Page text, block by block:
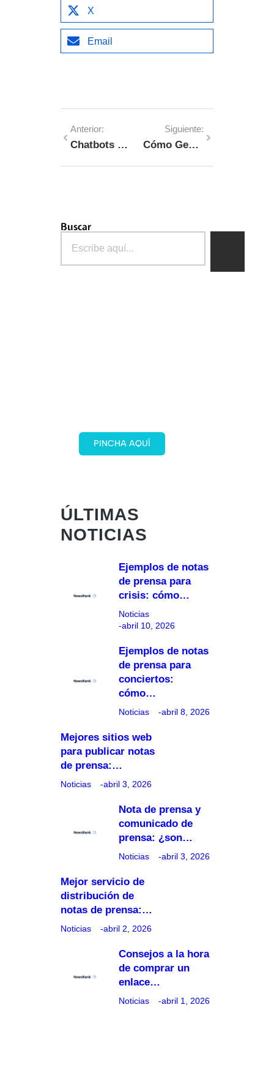
X
Email
Anterior:
Chatbots e Inteligencia Artificial en la Reputación Online
Siguiente:
Cómo Gestionar el Riesgo Reputacional
Buscar
PINCHA AQUÍ
¡REBAJADO!
ÚLTIMAS
NOTICIAS
Ejemplos de notas
de prensa para
crisis: cómo…
Noticias
abril 10, 2026
Ejemplos de notas
de prensa para
conciertos:
cómo…
Noticias abril 8, 2026
Mejores sitios web
para publicar notas
de prensa:…
Noticias abril 3, 2026
Nota de prensa y
comunicado de
prensa: ¿son…
Noticias abril 3, 2026
Mejor servicio de
distribución de
notas de prensa:…
Noticias abril 2, 2026
Consejos a la hora
de comprar un
enlace…
Noticias abril 1, 2026